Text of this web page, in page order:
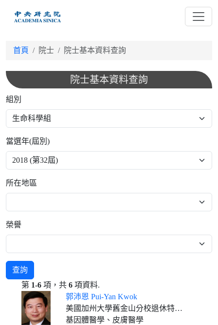
首頁 院士 院士基本資料查詢
院士基本資料查詢
組別
當選年(屆別)
所在地區
榮譽
查詢
第 1-6 項，共 6 項資料.
郭沛恩 Pui-Yan Kwok
美國加州大學舊金山分校退休特聘教授
基因體醫學、皮膚醫學